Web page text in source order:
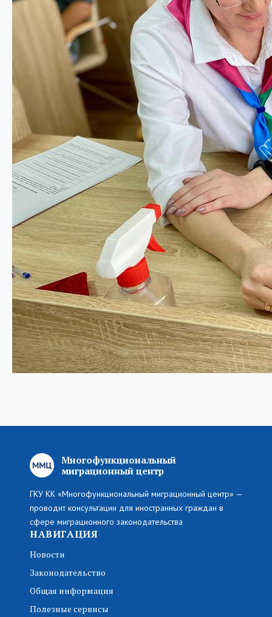
Многофункциональный
миграционный центр
ГКУ КК «Многофункциональный миграционный центр» —
проводит консультации для иностранных граждан в
сфере миграционного законодательства
НАВИГАЦИЯ
Новости
Законодательство
Общая информация
Полезные сервисы